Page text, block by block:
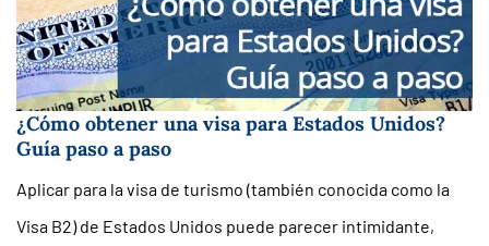
¿Cómo obtener una visa para Estados Unidos?
Guía paso a paso
Aplicar para la visa de turismo (también conocida como la
Visa B2) de Estados Unidos puede parecer intimidante,